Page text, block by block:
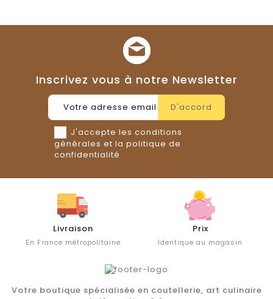
Inscrivez vous à notre Newsletter
J'accepte les conditions
générales et la politique de
confidentialité
Livraison
En France métropolitaine
Prix
Identique au magasin
Votre boutique spécialisée en coutellerie, art culinaire